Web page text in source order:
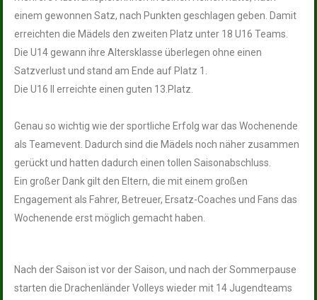
einem gewonnen Satz, nach Punkten geschlagen geben. Damit
erreichten die Mädels den zweiten Platz unter 18 U16 Teams.
Die U14 gewann ihre Altersklasse überlegen ohne einen
Satzverlust und stand am Ende auf Platz 1.
Die U16 II erreichte einen guten 13.Platz.
Genau so wichtig wie der sportliche Erfolg war das Wochenende
als Teamevent. Dadurch sind die Mädels noch näher zusammen
gerückt und hatten dadurch einen tollen Saisonabschluss.
Ein großer Dank gilt den Eltern, die mit einem großen
Engagement als Fahrer, Betreuer, Ersatz-Coaches und Fans das
Wochenende erst möglich gemacht haben.
Nach der Saison ist vor der Saison, und nach der Sommerpause
starten die Drachenländer Volleys wieder mit 14 Jugendteams